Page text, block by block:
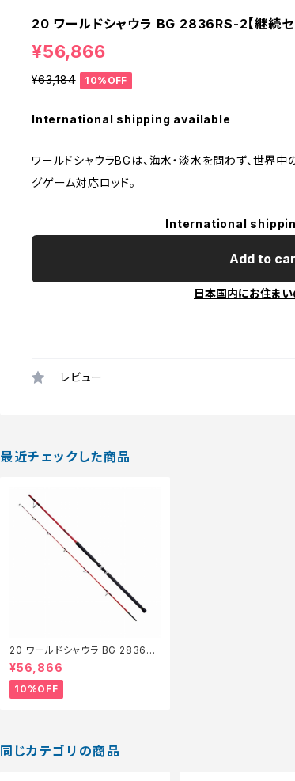
20 ワールドシャウラ BG 2836RS-2【継続セー
¥56,866
¥63,184 10%OFF
International shipping available
ワールドシャウラBGは、海水・淡水を問わず、世界中
グゲーム対応ロッド。
International
Add to
日本国内にお住ま
レビュー
最近チェックした商品
20 ワールドシャウラ BG 2836RS
-2【継続セール_ロッド】【10】
¥56,866
10%OFF
同じカテゴリの商品